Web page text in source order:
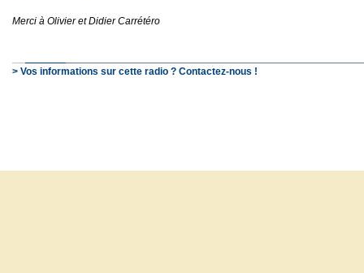
Merci à Olivier et Didier Carrétéro
> Vos informations sur cette radio ? Contactez-nous !